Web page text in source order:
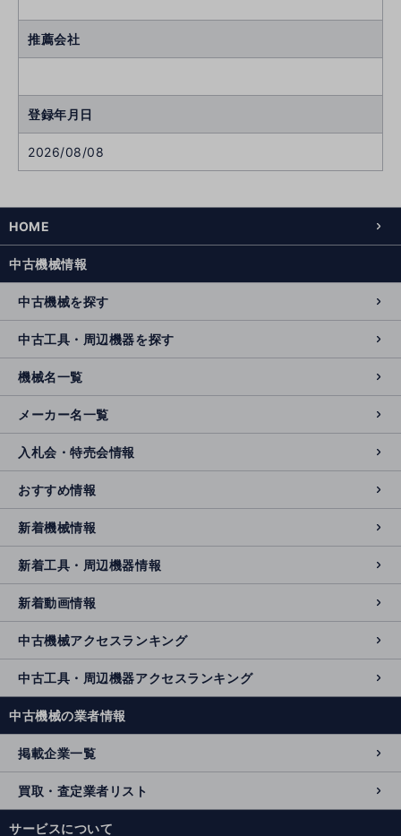
推薦会社
登録年月日
2026/08/08
HOME
中古機械情報
中古機械を探す
中古工具・周辺機器を探す
機械名一覧
メーカー名一覧
入札会・特売会情報
おすすめ情報
新着機械情報
新着工具・周辺機器情報
新着動画情報
中古機械アクセスランキング
中古工具・周辺機器アクセスランキング
中古機械の業者情報
掲載企業一覧
買取・査定業者リスト
サービスについて